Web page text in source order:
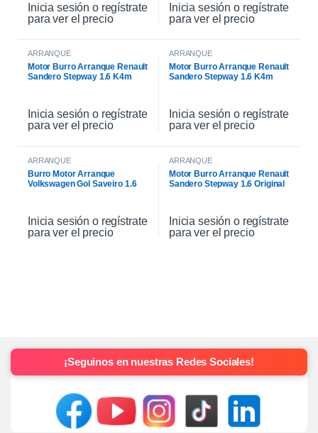
Inicia sesión o regístrate
para ver el precio
Inicia sesión o regístrate
para ver el precio
ARRANQUE
Motor Burro Arranque Renault
Sandero Stepway 1.6 K4m
Inicia sesión o regístrate
para ver el precio
ARRANQUE
Motor Burro Arranque Renault
Sandero Stepway 1.6 K4m
Inicia sesión o regístrate
para ver el precio
ARRANQUE
Burro Motor Arranque
Volkswagen Gol Saveiro 1.6
Inicia sesión o regístrate
para ver el precio
ARRANQUE
Motor Burro Arranque Renault
Sandero Stepway 1.6 Original
Inicia sesión o regístrate
para ver el precio
¡Seguinos en nuestras Redes Sociales!